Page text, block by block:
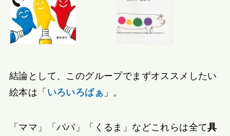
結論として、このグループでまずオススメしたい
絵本は「 いろいろばぁ 」。
「ママ」「パパ」「くるま」などこれらは全て具